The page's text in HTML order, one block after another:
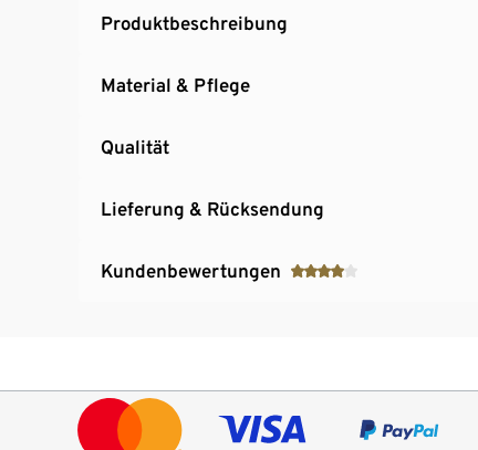
Produktbeschreibung
Material & Pflege
Qualität
Lieferung & Rücksendung
Kundenbewertungen